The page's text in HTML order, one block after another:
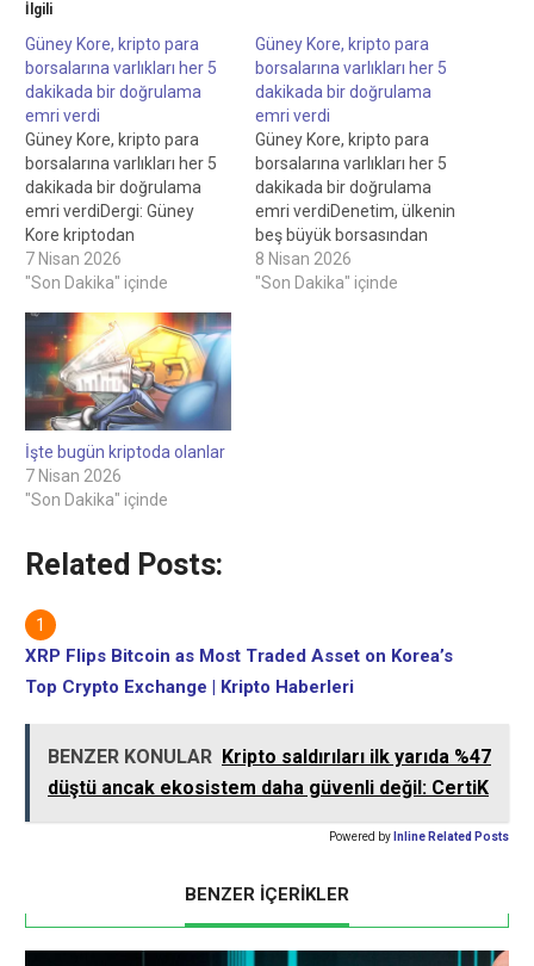
İlgili
Güney Kore, kripto para
borsalarına varlıkları her 5
dakikada bir doğrulama
emri verdi
Güney Kore, kripto para
borsalarına varlıkları her 5
dakikada bir doğrulama
emri verdiDergi: Güney
Kore kriptodan
zenginleşiyor… Kuzey Kore
silah alıyorCointelegraph
gazeteciliğe kendini
adamıştır.Okuyucuların
bilgileri bağımsız olarak
doğrulamaları teşvik
edilir.İlgili: Bithumb, son
tartışmalara rağmen
CEO'yu yeniden atamayı
hedefliyor: RaporGüney
Yeni önlemlere…
7 Nisan 2026
"Son Dakika" içinde
Güney Kore, kripto para
borsalarına varlıkları her 5
dakikada bir doğrulama
emri verdi
Güney Kore, kripto para
borsalarına varlıkları her 5
dakikada bir doğrulama
emri verdiDenetim, ülkenin
beş büyük borsasından
üçünün bakiyeleri yalnızca
24 saatte bir uzlaştırdığını
8 Nisan 2026
"Son Dakika" içinde
İşte bugün kriptoda olanlar
7 Nisan 2026
"Son Dakika" içinde
Related Posts:
XRP Flips Bitcoin as Most Traded Asset on Korea’s
Top Crypto Exchange | Kripto Haberleri
BENZER KONULAR Kripto saldırıları ilk yarıda %47
düştü ancak ekosistem daha güvenli değil: CertiK
Powered by Inline Related Posts
BENZER İÇERİKLER